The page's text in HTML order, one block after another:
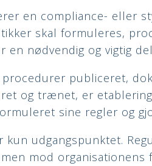
en compliance- eller
skal formuleres,
en nødvendig og vigtig
publiceret,
og trænet, er
sine regler og
udgangspunktet.
mod